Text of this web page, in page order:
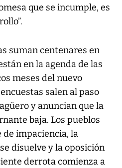
que se incumple, es
suman centenares en
en la agenda de las
meses del nuevo
salen al paso
y anuncian que la
baja. Los pueblos
impaciencia, la
disuelve y la oposición
derrota comienza a